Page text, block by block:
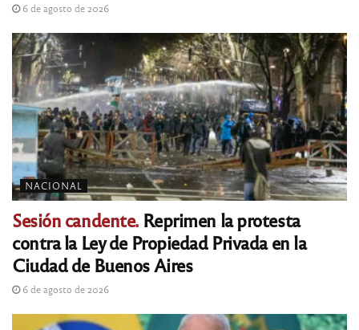
6 de agosto de 2026
NACIONAL
Sesión candente.Reprimen la protesta
contra la Ley de Propiedad Privada en la
Ciudad de Buenos Aires
6 de agosto de 2026